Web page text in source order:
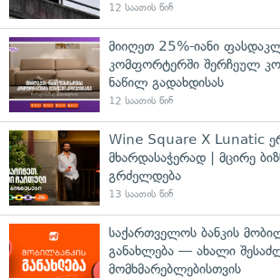
12 საათის წინ
მიიღეთ 25%-იანი
კომფორტერში შერჩეულ
ნაწილ გადახდისას
12 საათის წინ
Wine Square X Lunatic
მხარდასაჭერად | მცირე
გრძელდება
13 საათის წინ
საქართველოს ბანკის
განახლება — ახალი
მომხმარებლებისთვის